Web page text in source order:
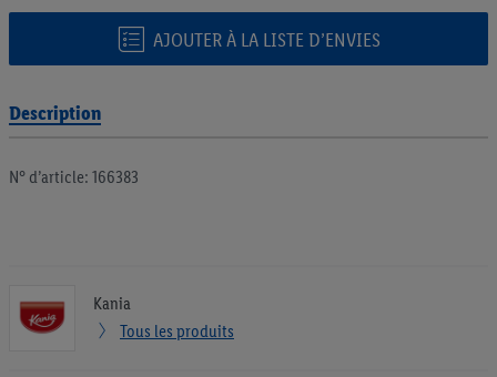
AJOUTER À LA LISTE D’ENVIES
Description
N° d’article: 166383
Kania
Tous les produits